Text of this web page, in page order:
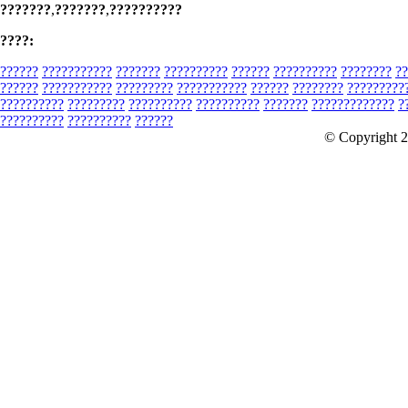
???????,???????,??????????
????:
?????? ??????????? ??????? ?????????? ?????? ?????????? ????????
?????? ??????????? ????????? ??????????? ?????? ????????
?????????? ????????? ?????????? ?????????? ??????? ?????????????
?????????? ?????????? ??????
© Copyright